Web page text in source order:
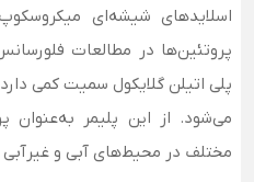
اسلایدهای شیشه‌ای
پروتئین‌ها در مطالعات
پلی اتیلن گلایکول سمیت کمی
می‌شود. از این پلیمر
مختلف در محیط‌های آبی و